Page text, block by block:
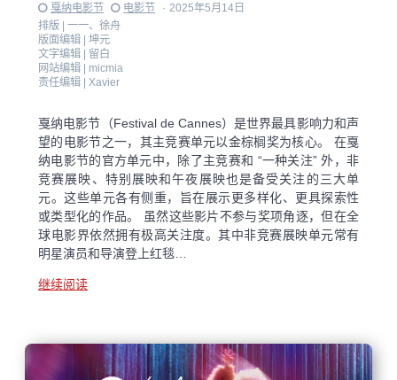
戛纳电影节 电影节 · 2025年5月14日
排版 | 一一、徐舟
版面编辑 | 坤元
文字编辑 | 留白
网站编辑 | micmia
责任编辑 | Xavier
戛纳电影节（Festival de Cannes）是世界最具影响力和声
望的电影节之一，其主竞赛单元以金棕榈奖为核心。 在戛
纳电影节的官方单元中，除了主竞赛和 “一种关注” 外，非
竞赛展映、特别展映和午夜展映也是备受关注的三大单
元。这些单元各有侧重，旨在展示更多样化、更具探索性
或类型化的作品。 虽然这些影片不参与奖项角逐，但在全
球电影界依然拥有极高关注度。其中非竞赛展映单元常有
明星演员和导演登上红毯…
继续阅读